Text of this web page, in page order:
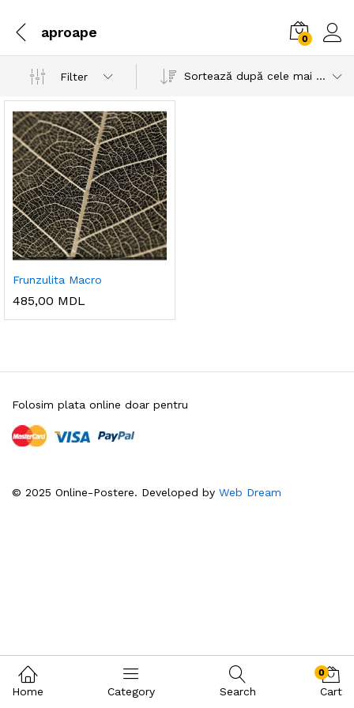
aproape 0
Filter Sortează după cele mai recente
Frunzulita Macro
485,00 MDL
© 2025 Online-Postere. Developed by Web Dream
Folosim plata online doar pentru
Home Category Search
0
Cart